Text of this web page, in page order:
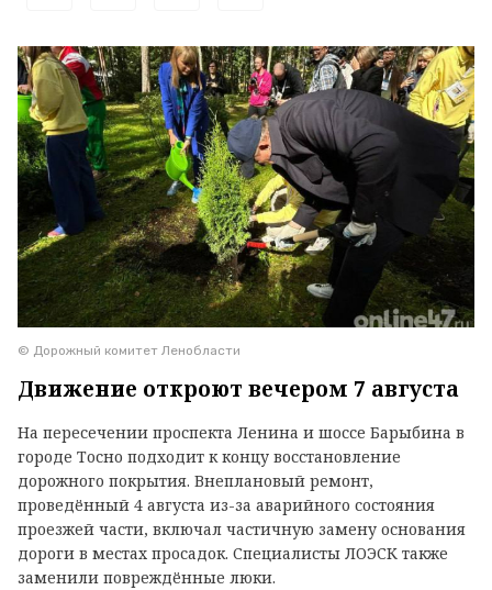
© Дорожный комитет Ленобласти
Движение откроют вечером 7 августа
На пересечении проспекта Ленина и шоссе Барыбина в
городе Тосно подходит к концу восстановление
дорожного покрытия. Внеплановый ремонт,
проведённый 4 августа из-за аварийного состояния
проезжей части, включал частичную замену основания
дороги в местах просадок. Специалисты ЛОЭСК также
заменили повреждённые люки.